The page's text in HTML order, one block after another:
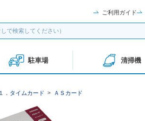
ご利用ガイド
駐車場 清掃機
１．タイムカード > ＡＳカード